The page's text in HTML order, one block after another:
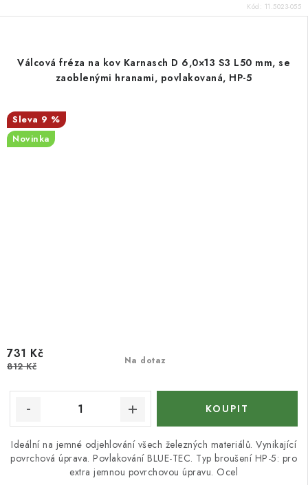
Kód: 11.5023-055
Válcová fréza na kov Karnasch D 6,0×13 S3 L50 mm, se
zaoblenými hranami, povlakovaná, HP-5
9 %
Novinka
Na dotaz
731 Kč
812 Kč
Ideální na jemné odjehlování všech železných materiálů. Vynikající
povrchová úprava. Povlakování BLUE-TEC. Typ broušení HP-5: pro
extra jemnou povrchovou úpravu. Ocel